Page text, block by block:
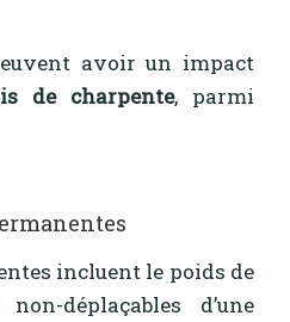
avoir un impact
de charpente, parmi
incluent le poids de
déplaçables d’une